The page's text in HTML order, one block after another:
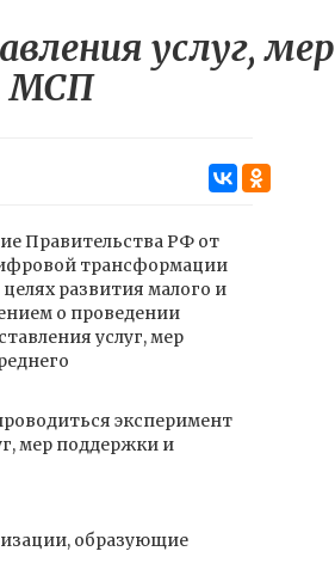
услуг, мер
МСП
Правительства РФ от
трансформации
развития малого и
о проведении
услуг, мер
эксперимент
мер поддержки и
образующие